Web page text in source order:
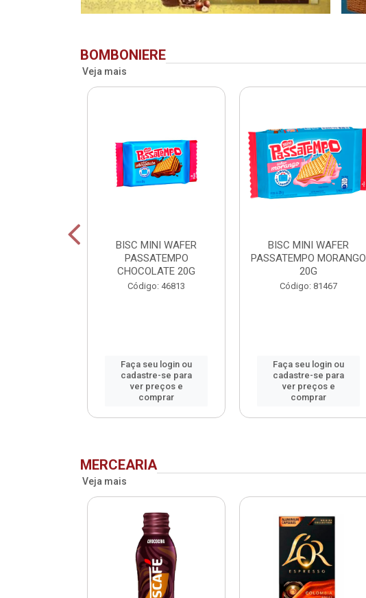
BOMBONIERE
Veja mais
BISC MINI WAFER
PASSATEMPO
CHOCOLATE 20G
Código: 46813
Faça seu login ou
cadastre-se para
ver preços e
comprar
BISC MINI WAFER
PASSATEMPO MORANGO
20G
Código: 81467
Faça seu login ou
cadastre-se para
ver preços e
comprar
MERCEARIA
Veja mais